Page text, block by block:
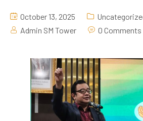
October 13, 2025
Admin SM Tower
0 Comments